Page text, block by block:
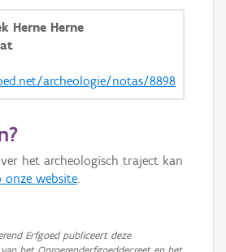
Herne Herne
archeologie/notas/8898
het archeologisch traject kan
onze website.
Erfgoed publiceert deze